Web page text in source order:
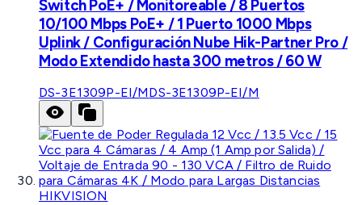
Switch PoE+ / Monitoreable / 8 Puertos
10/100 Mbps PoE+ / 1 Puerto 1000 Mbps
Uplink / Configuración Nube Hik-Partner Pro /
Modo Extendido hasta 300 metros / 60 W
DS-3E1309P-EI/MDS-3E1309P-EI/M
HIKVISION